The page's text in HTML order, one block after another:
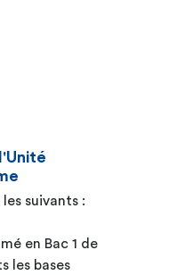
suivants :
en Bac 1 de
les bases